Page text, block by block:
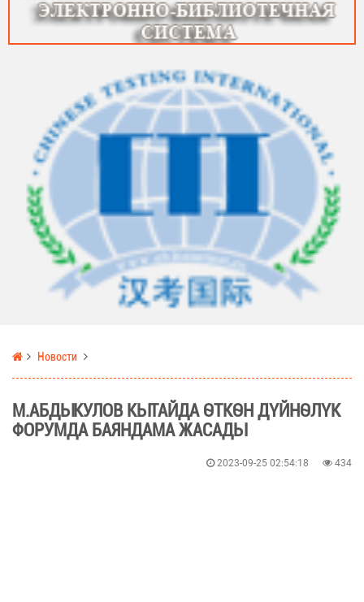
Новости
М.АБДЫКУЛОВ КЫТАЙДА ӨТКӨН ДҮЙНӨЛҮК
ФОРУМДА БАЯНДАМА ЖАСАДЫ
2023-09-25 02:54:18 434